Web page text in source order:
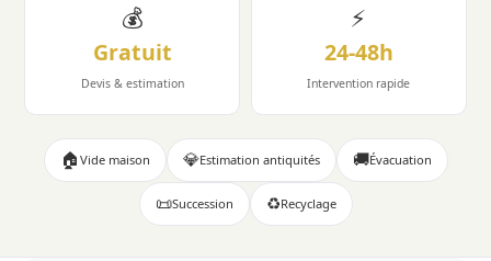
💰
Gratuit
Devis & estimation
⚡
24-48h
Intervention rapide
🏠 Vide maison 💎Estimation antiquités 🚚Évacuation
📜Succession ♻️Recyclage